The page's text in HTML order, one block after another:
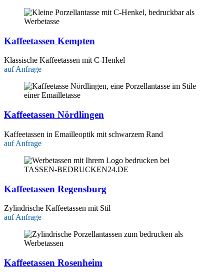
Kaffeetassen Kempten
Klassische Kaffeetassen mit C-Henkel
auf Anfrage
Kaffeetassen Nördlingen
Kaffeetassen in Emailleoptik mit schwarzem Rand
auf Anfrage
Kaffeetassen Regensburg
Zylindrische Kaffeetassen mit Stil
auf Anfrage
Kaffeetassen Rosenheim